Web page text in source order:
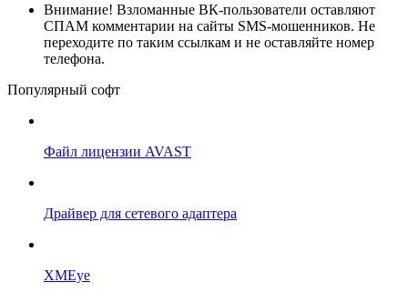
Внимание! Взломанные ВК-пользователи оставляют
СПАМ комментарии на сайты SMS-мошенников. Не
переходите по таким ссылкам и не оставляйте номер
телефона.
Популярный софт
Файл лицензии AVAST
Драйвер для сетевого адаптера
XMEye